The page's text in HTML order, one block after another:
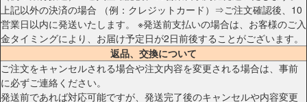
上記以外の決済の場合 （例：クレジットカード）⇒ご注文確認後、10
営業日以内に発送いたします。 ※発送前支払いの場合は、お客様のご入
金タイミングにより、お届け予定日が2日前後することがございます。
返品、交換について
ご注文をキャンセルされる場合や注文内容を変更される場合は、事前
に必ずご連絡ください。
発送前であれば対応可能ですが、発送完了後のキャンセルや内容変更